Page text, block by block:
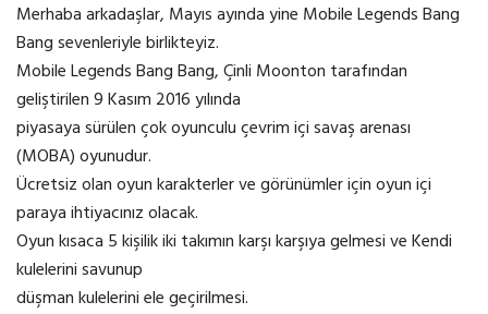
Merhaba arkadaşlar, Mayıs ayında yine Mobile Legends Bang
Bang sevenleriyle birlikteyiz.
Mobile Legends Bang Bang, Çinli Moonton tarafından
geliştirilen 9 Kasım 2016 yılında
piyasaya sürülen çok oyunculu çevrim içi savaş arenası
(MOBA) oyunudur.
Ücretsiz olan oyun karakterler ve görünümler için oyun içi
paraya ihtiyacınız olacak.
Oyun kısaca 5 kişilik iki takımın karşı karşıya gelmesi ve Kendi
kulelerini savunup
düşman kulelerini ele geçirilmesi.